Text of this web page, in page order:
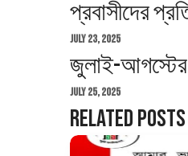
প্রবাসীদের
July 23, 2025
জুলাই-আগস্টের
July 25, 2025
Related Posts